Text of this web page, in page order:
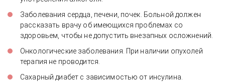
Заболевания сердца, печени, почек. Больной должен
рассказать врачу об имеющихся проблемах со
здоровьем, чтобы не допустить внезапных осложнений.
Онкологические заболевания. При наличии опухолей
терапия не проводится.
Сахарный диабет с зависимостью от инсулина.